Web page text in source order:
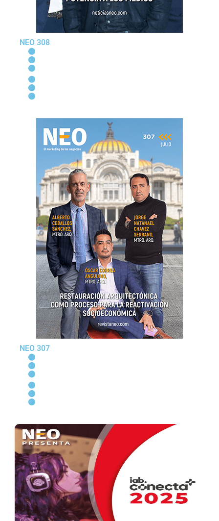
NEO 308
NEO 307